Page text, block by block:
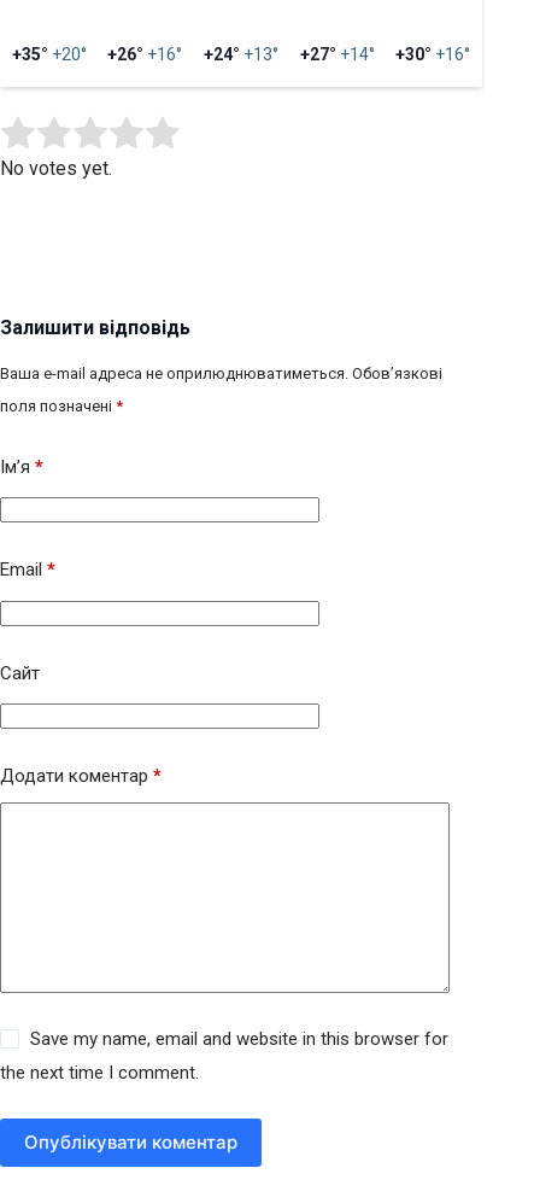
+35° +20° +26° +16° +24° +13° +27° +14° +30° +16°
Rate this item:
No votes yet.
Залишити відповідь
Ваша e-mail адреса не оприлюднюватиметься. Обов’язкові
поля позначені *
Ім’я *
Email *
Сайт
Додати коментар *
Save my name, email and website in this browser for
the next time I comment.
Опублікувати коментар